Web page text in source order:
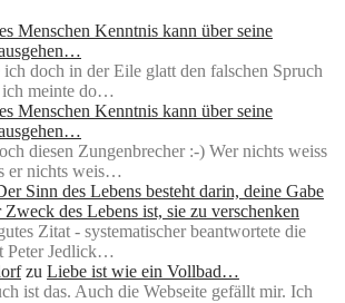
Menschen Kenntnis kann über seine
ich doch in der Eile glatt den falschen Spruch
meinte do…
Menschen Kenntnis kann über seine
diesen Zungenbrecher :-) Wer nichts weiss
er nichts weis…
Sinn des Lebens besteht darin, deine Gabe
des Lebens ist, sie zu verschenken
Zitat - systematischer beantwortete die
Peter Jedlick…
zu Liebe ist wie ein Vollbad…
ist das. Auch die Webseite gefällt mir. Ich